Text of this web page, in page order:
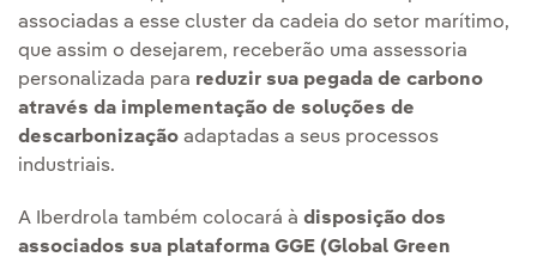
associadas a esse cluster da cadeia do setor marítimo,
que assim o desejarem, receberão uma assessoria
personalizada para reduzir sua pegada de carbono
através da implementação de soluções de
descarbonização adaptadas a seus processos
industriais.
A Iberdrola também colocará à disposição dos
associados sua plataforma GGE (Global Green